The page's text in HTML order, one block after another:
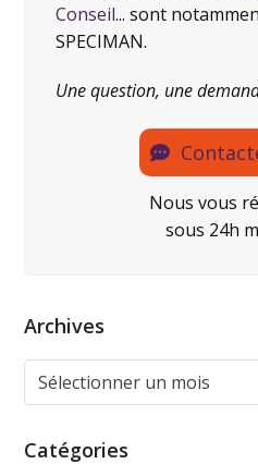
Conseil... sont
SPECIMAN.
Une question, une
Nous vous
sous 24h
Archives
Catégories